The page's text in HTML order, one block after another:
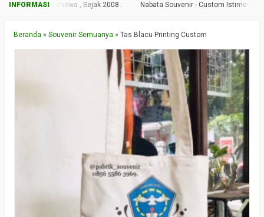
- Custom Istimewa , Sejak 2008 . Nabata Souvenir - Custom Istimewa ,
Beranda » Souvenir Semuanya » Tas Blacu Printing Custom